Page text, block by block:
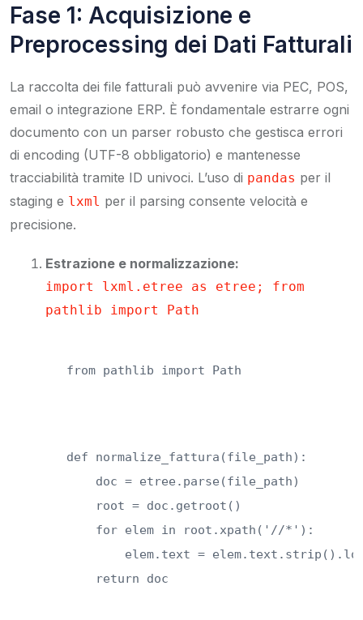
Fase 1: Acquisizione e
Preprocessing dei Dati Fatturali
La raccolta dei file fatturali può avvenire via PEC, POS,
email o integrazione ERP. È fondamentale estrarre ogni
documento con un parser robusto che gestisca errori
di encoding (UTF-8 obbligatorio) e mantenesse
tracciabilità tramite ID univoci. L’uso di pandas per il
staging e lxml per il parsing consente velocità e
precisione.
Estrazione e normalizzazione:
import lxml.etree as etree; from
pathlib import Path
from pathlib import Path
def normalize_fattura(file_path):
    doc = etree.parse(file_path)
    root = doc.getroot()
    for elem in root.xpath('//*'):
elem.text =
    return doc